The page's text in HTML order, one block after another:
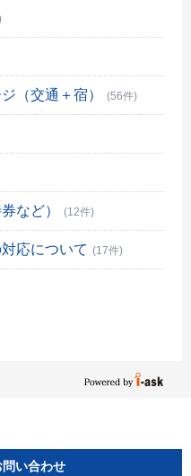
（交通＋宿） (56件)
など） (12件)
応について (17件)
い合わせ